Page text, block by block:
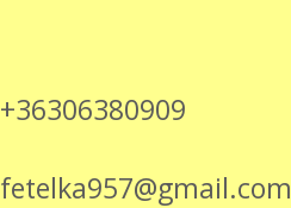
+36306380909
fetelka957@gmail.com